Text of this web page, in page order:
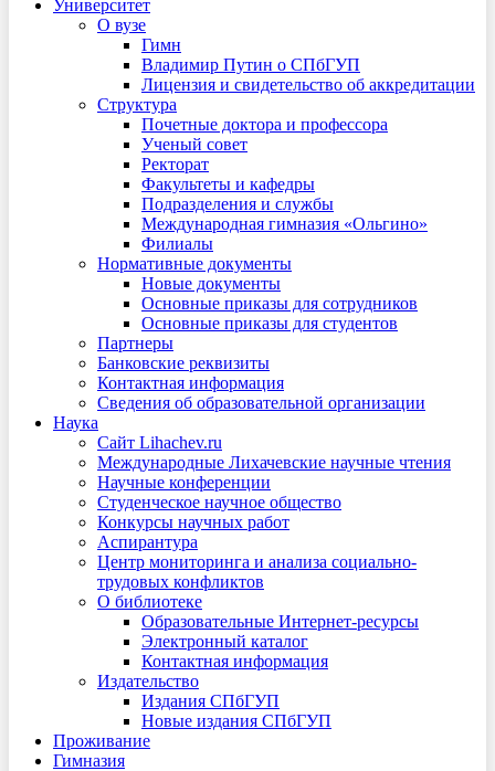
Университет
О вузе
Гимн
Владимир Путин о СПбГУП
Лицензия и свидетельство об аккредитации
Структура
Почетные доктора и профессора
Ученый совет
Ректорат
Факультеты и кафедры
Подразделения и службы
Международная гимназия «Ольгино»
Филиалы
Нормативные документы
Новые документы
Основные приказы для сотрудников
Основные приказы для студентов
Партнеры
Банковские реквизиты
Контактная информация
Сведения об образовательной организации
Наука
Сайт Lihachev.ru
Международные Лихачевские научные чтения
Научные конференции
Студенческое научное общество
Конкурсы научных работ
Аспирантура
Центр мониторинга и анализа социально-
трудовых конфликтов
О библиотеке
Образовательные Интернет-ресурсы
Электронный каталог
Контактная информация
Издательство
Издания СПбГУП
Новые издания СПбГУП
Проживание
Гимназия